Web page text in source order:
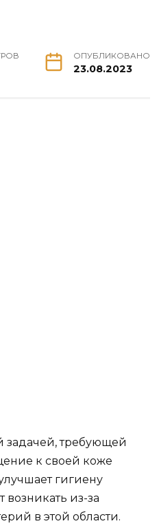
ОПУБЛИКОВАНО
23.08.2023
требующей
к своей коже
гигиену
из-за
в этой области.